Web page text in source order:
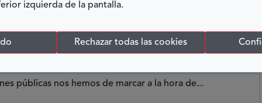
izquierda de la pantalla.
Rechazar todas las cookies
de acceder a cierta cosa o facilidad para hacerlo”
públicas nos hemos de marcar a la hora de...